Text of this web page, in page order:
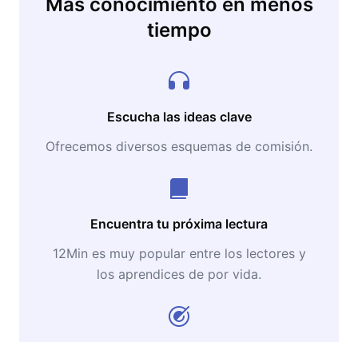
tiempo
Escucha las ideas clave
Ofrecemos diversos esquemas de comisión.
Encuentra tu próxima lectura
12Min es muy popular entre los lectores y
los aprendices de por vida.